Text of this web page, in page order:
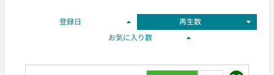
登録日
再生数
お気に入り数